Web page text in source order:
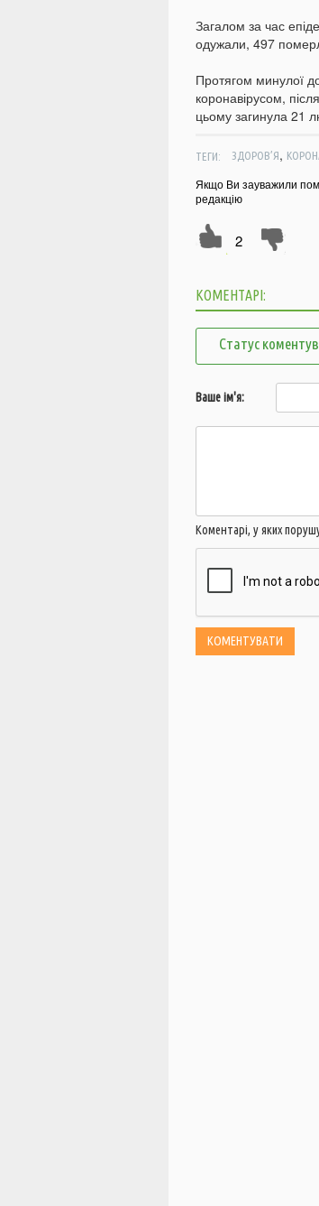
Загалом за час
одужали, 497
Протягом минулої
коронавірусом,
цьому загинула 21
ТЕГИ: ЗДОРОВ’Я,
Якщо Ви зауважили
редакцію
2
КОМЕНТАРІ:
Статус
Ваше ім'я:
Коментарі, у яких